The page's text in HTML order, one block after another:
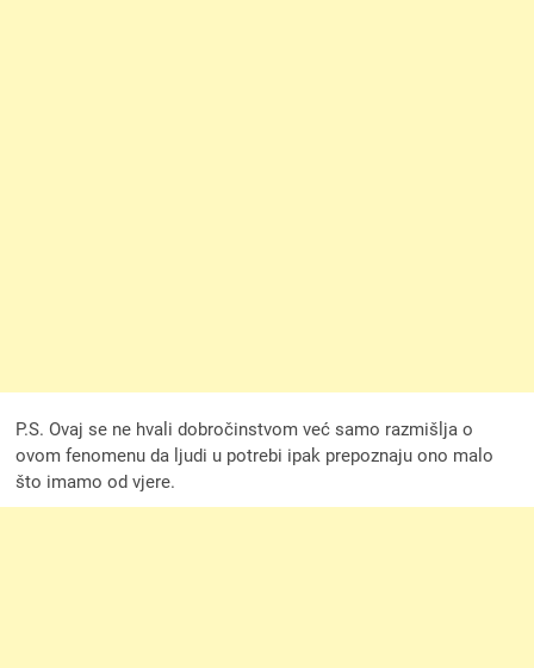
P.S. Ovaj se ne hvali dobročinstvom već samo razmišlja o
ovom fenomenu da ljudi u potrebi ipak prepoznaju ono malo
što imamo od vjere.